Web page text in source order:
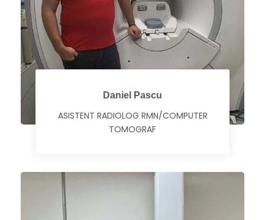
Daniel Pascu
ASISTENT RADIOLOG RMN/COMPUTER
TOMOGRAF